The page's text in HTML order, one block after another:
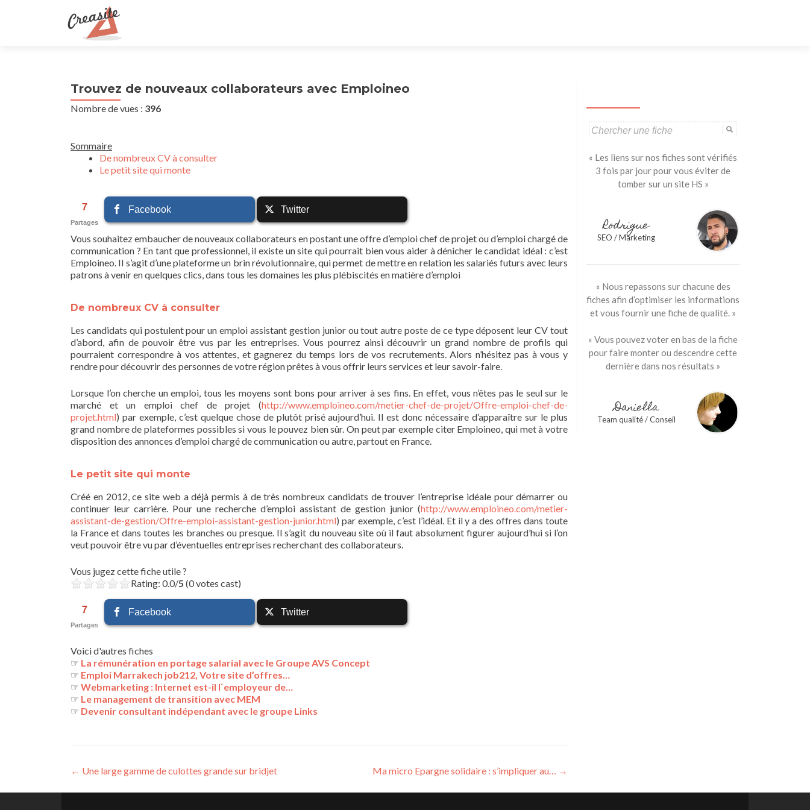
Trouvez de nouveaux collaborateurs avec Emploineo
Nombre de vues : 396
Sommaire
De nombreux CV à consulter
Le petit site qui monte
7
Partages
Facebook Twitter
Vous souhaitez embaucher de nouveaux collaborateurs en postant une offre d’emploi chef de projet ou d’emploi chargé de
communication ? En tant que professionnel, il existe un site qui pourrait bien vous aider à dénicher le candidat idéal : c’est
Emploineo. Il s’agit d’une plateforme un brin révolutionnaire, qui permet de mettre en relation les salariés futurs avec leurs
patrons à venir en quelques clics, dans tous les domaines les plus plébiscités en matière d’emploi
De nombreux CV à consulter
Les candidats qui postulent pour un emploi assistant gestion junior ou tout autre poste de ce type déposent leur CV tout
d’abord, afin de pouvoir être vus par les entreprises. Vous pourrez ainsi découvrir un grand nombre de profils qui
pourraient correspondre à vos attentes, et gagnerez du temps lors de vos recrutements. Alors n’hésitez pas à vous y
rendre pour découvrir des personnes de votre région prêtes à vous offrir leurs services et leur savoir-faire.
Lorsque l’on cherche un emploi, tous les moyens sont bons pour arriver à ses fins. En effet, vous n’êtes pas le seul sur le
marché et un emploi chef de projet (http://www.emploineo.com/metier-chef-de-projet/Offre-emploi-chef-de-
projet.html) par exemple, c’est quelque chose de plutôt prisé aujourd’hui. Il est donc nécessaire d’apparaître sur le plus
grand nombre de plateformes possibles si vous le pouvez bien sûr. On peut par exemple citer Emploineo, qui met à votre
disposition des annonces d’emploi chargé de communication ou autre, partout en France.
Le petit site qui monte
Créé en 2012, ce site web a déjà permis à de très nombreux candidats de trouver l’entreprise idéale pour démarrer ou
continuer leur carrière. Pour une recherche d’emploi assistant de gestion junior (http://www.emploineo.com/metier-
assistant-de-gestion/Offre-emploi-assistant-gestion-junior.html) par exemple, c’est l’idéal. Et il y a des offres dans toute
la France et dans toutes les branches ou presque. Il s’agit du nouveau site où il faut absolument figurer aujourd’hui si l’on
veut pouvoir être vu par d’éventuelles entreprises recherchant des collaborateurs.
Vous jugez cette fiche utile ?
Rating: 0.0/5 (0 votes cast)
7
Partages
Facebook Twitter
Voici d'autres fiches
☞ La rémunération en portage salarial avec le Groupe AVS Concept
☞ Emploi Marrakech job212, Votre site d’offres…
☞ Webmarketing : Internet est-il l`employeur de…
☞ Le management de transition avec MEM
☞ Devenir consultant indépendant avec le groupe Links
Navigation
des
← Une large gamme de culottes grande sur bridjet Ma micro Epargne solidaire : s’impliquer au… →
Search
« Les liens sur nos fiches sont vérifiés
3 fois par jour pour vous éviter de
tomber sur un site HS »
Rodrigue
SEO / Marketing
« Nous repassons sur chacune des
fiches afin d’optimiser les informations
et vous fournir une fiche de qualité. »
« Vous pouvez voter en bas de la fiche
pour faire monter ou descendre cette
dernière dans nos résultats »
Daniella
Team qualité / Conseil